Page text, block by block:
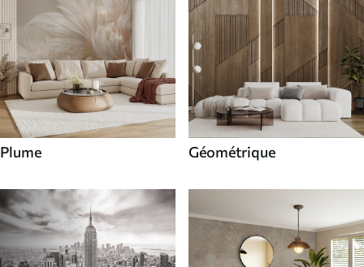
Plume Géométrique